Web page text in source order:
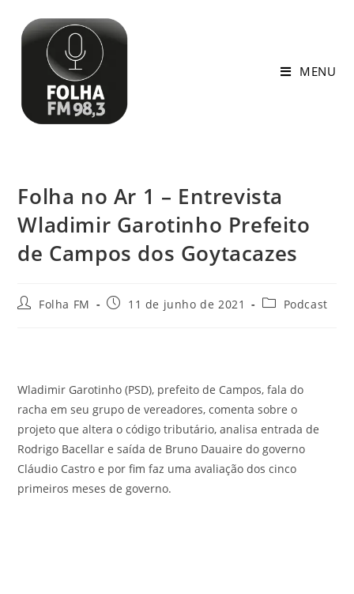
MENU
Folha no Ar 1 – Entrevista
Wladimir Garotinho Prefeito
de Campos dos Goytacazes
Folha FM 11 de junho de 2021 Podcast
Wladimir Garotinho (PSD), prefeito de Campos, fala do
racha em seu grupo de vereadores, comenta sobre o
projeto que altera o código tributário, analisa entrada de
Rodrigo Bacellar e saída de Bruno Dauaire do governo
Cláudio Castro e por fim faz uma avaliação dos cinco
primeiros meses de governo.